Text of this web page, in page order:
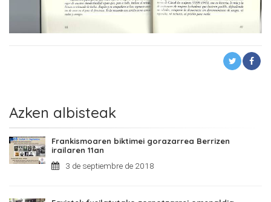
Azken albisteak
Frankismoaren biktimei gorazarrea Berrizen
irailaren 11an
3 de septiembre de 2018